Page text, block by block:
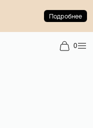
Подробнее
0